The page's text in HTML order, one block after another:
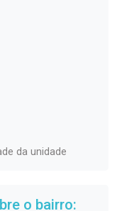
da unidade
o bairro: